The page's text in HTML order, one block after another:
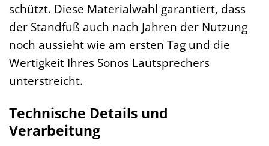
schützt. Diese Materialwahl garantiert, dass
der Standfuß auch nach Jahren der Nutzung
noch aussieht wie am ersten Tag und die
Wertigkeit Ihres Sonos Lautsprechers
unterstreicht.
Technische Details und
Verarbeitung